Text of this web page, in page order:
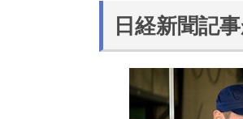
日経新聞記